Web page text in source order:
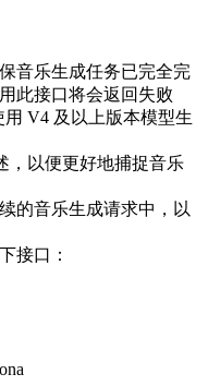
音乐生成任务已完全完
此接口将会返回失败
用 V4 及以上版本模型生
，以便更好地捕捉音乐
的音乐生成请求中，以
接口：